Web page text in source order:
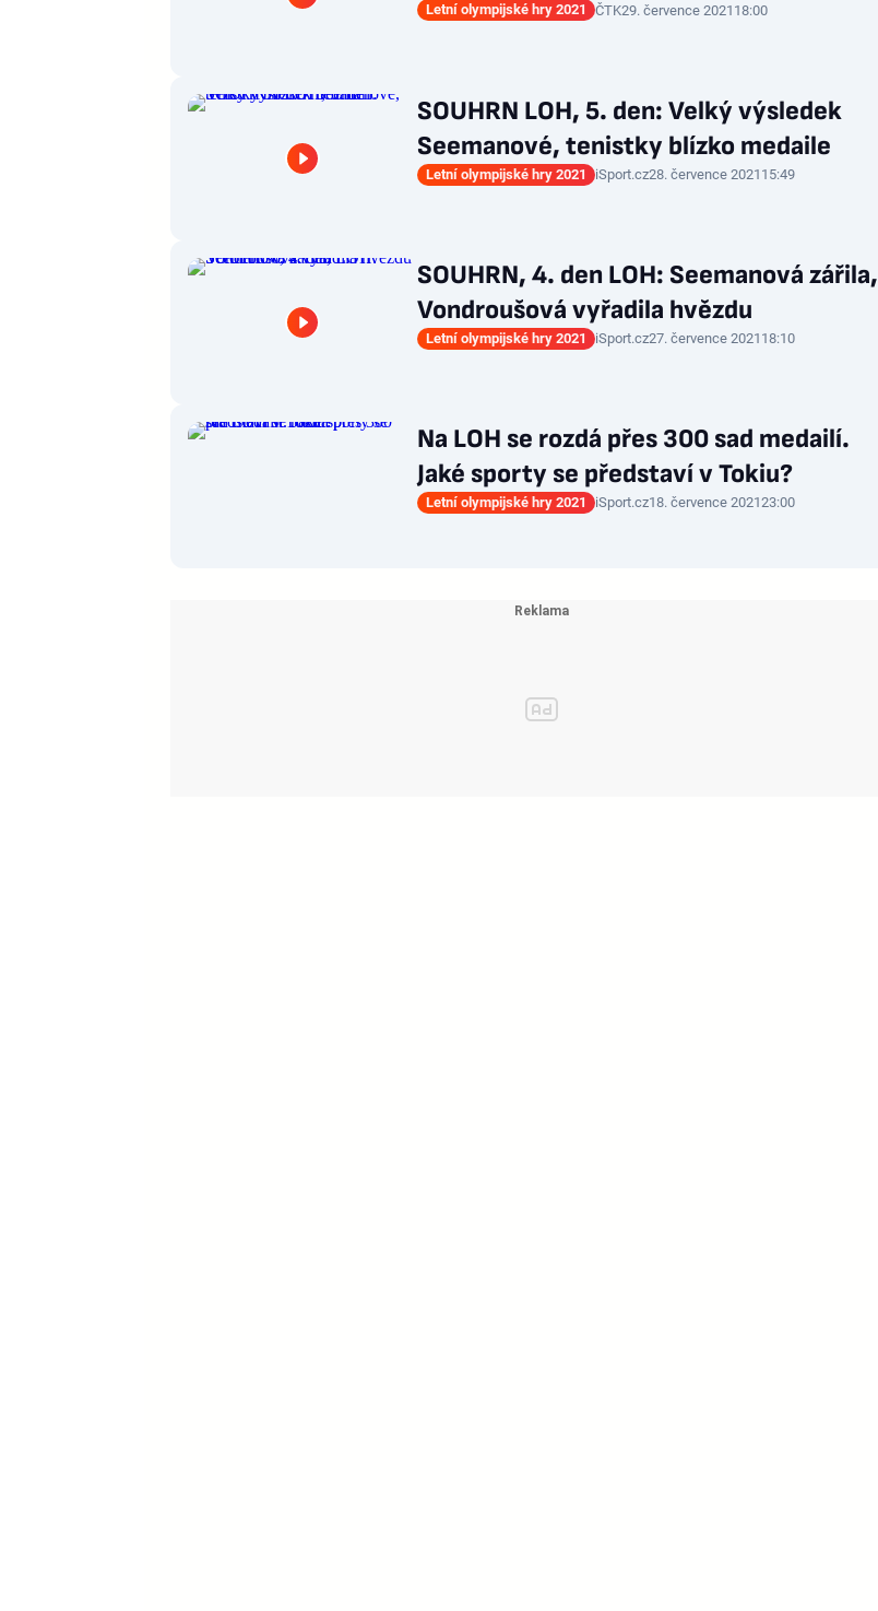
Letní olympijské hry 2021 ČTK29. července 2021 18:00
SOUHRN LOH, 5. den: Velký výsledek
Seemanové, tenistky blízko medaile
Letní olympijské hry 2021 iSport.cz28. července 2021 15:49
SOUHRN, 4. den LOH: Seemanová zářila,
Vondroušová vyřadila hvězdu
Letní olympijské hry 2021 iSport.cz27. července 2021 18:10
Na LOH se rozdá přes 300 sad medailí.
Jaké sporty se představí v Tokiu?
Letní olympijské hry 2021 iSport.cz18. července 202123:00